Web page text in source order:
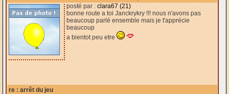
posté par : clara67 (21)
bonne route a toi Janckrykry !!! nous n'avons pas
beaucoup parlé ensemble mais je t'apprécie
beaucoup
a bientot peu etre
re : arrêt du jeu